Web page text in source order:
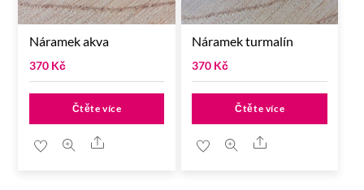
Náramek akva
370 Kč
Čtěte více
Share
Náramek turmalín
370 Kč
Čtěte více
Share